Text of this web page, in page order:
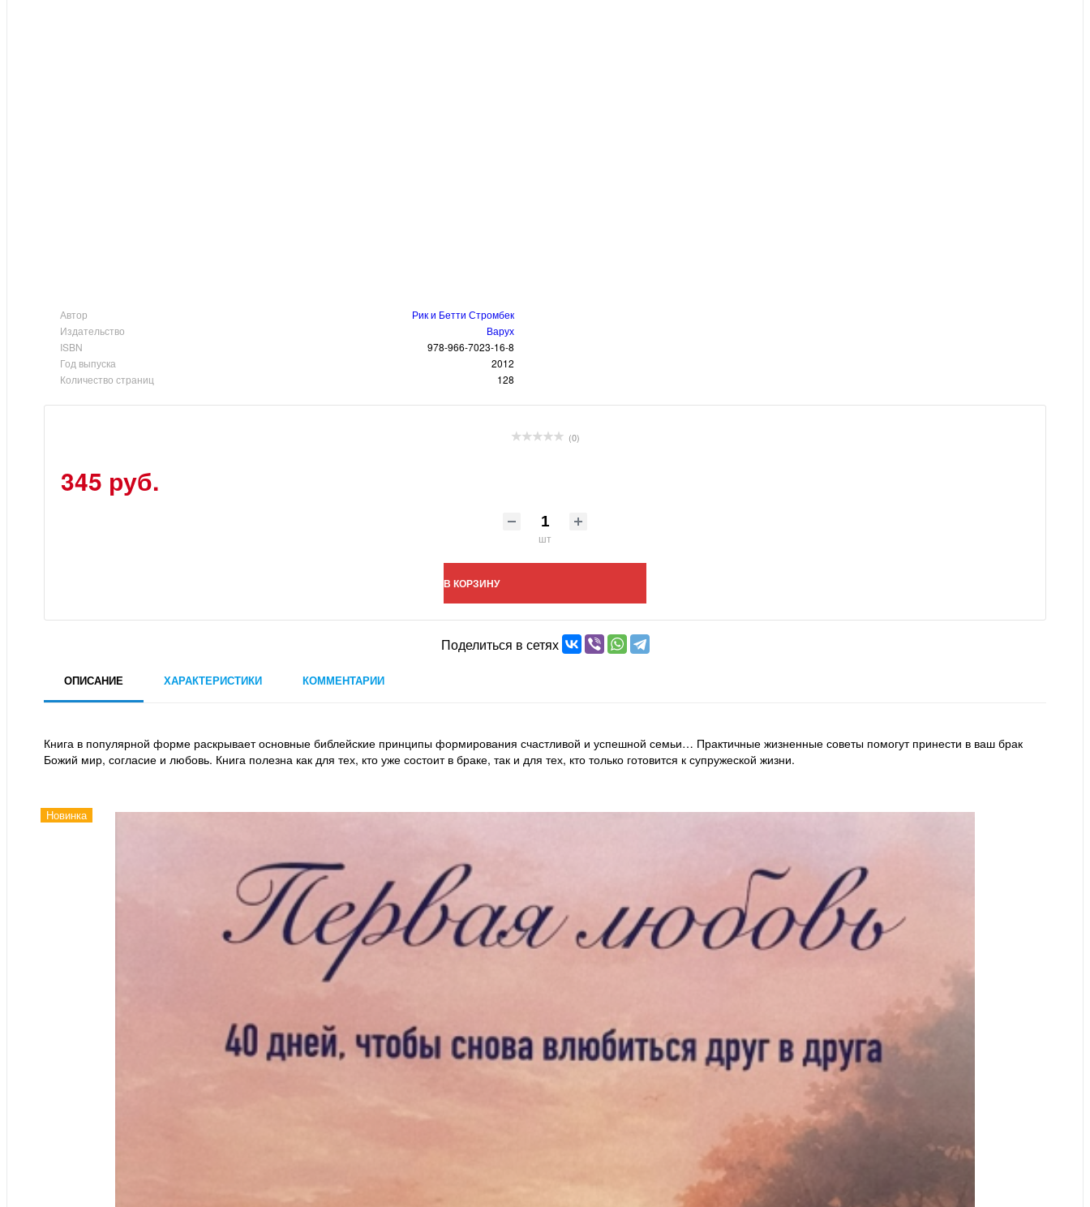
Автор
Рик и Бетти Стромбек
Издательство
Варух
ISBN
978-966-7023-16-8
Год выпуска
2012
Количество страниц
128
(0)
345 руб.
шт
В КОРЗИНУ
Поделиться в сетях
ОПИСАНИЕ ХАРАКТЕРИСТИКИ КОММЕНТАРИИ
Книга в популярной форме раскрывает основные библейские принципы формирования счастливой и успешной семьи… Практичные жизненные советы помогут принести в ваш брак
Божий мир, согласие и любовь. Книга полезна как для тех, кто уже состоит в браке, так и для тех, кто только готовится к супружеской жизни.
Новинка